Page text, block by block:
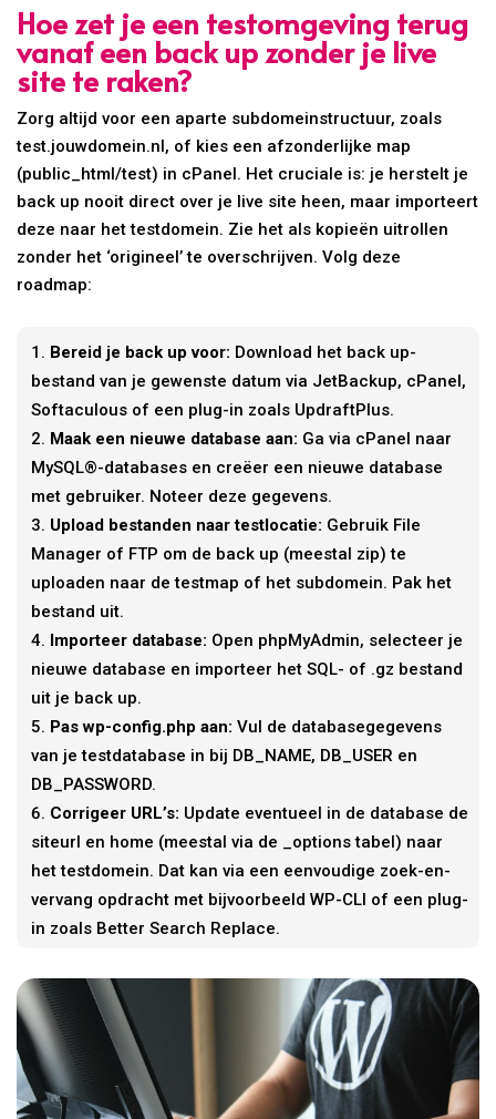
Hoe zet je een testomgeving terug
vanaf een back up zonder je live
site te raken?
Zorg altijd voor een aparte subdomeinstructuur, zoals
test.jouwdomein.nl, of kies een afzonderlijke map
(public_html/test) in cPanel. Het cruciale is: je herstelt je
back up nooit direct over je live site heen, maar importeert
deze naar het testdomein. Zie het als kopieën uitrollen
zonder het ‘origineel’ te overschrijven. Volg deze
roadmap:
Bereid je back up voor: Download het back up-
bestand van je gewenste datum via JetBackup, cPanel,
Softaculous of een plug-in zoals UpdraftPlus.
Maak een nieuwe database aan: Ga via cPanel naar
MySQL®-databases en creëer een nieuwe database
met gebruiker. Noteer deze gegevens.
Upload bestanden naar testlocatie: Gebruik File
Manager of FTP om de back up (meestal zip) te
uploaden naar de testmap of het subdomein. Pak het
bestand uit.
Importeer database: Open phpMyAdmin, selecteer je
nieuwe database en importeer het SQL- of .gz bestand
uit je back up.
Pas wp-config.php aan: Vul de databasegegevens
van je testdatabase in bij DB_NAME, DB_USER en
DB_PASSWORD.
Corrigeer URL’s: Update eventueel in de database de
siteurl en home (meestal via de _options tabel) naar
het testdomein. Dat kan via een eenvoudige zoek-en-
vervang opdracht met bijvoorbeeld WP-CLI of een plug-
in zoals Better Search Replace.